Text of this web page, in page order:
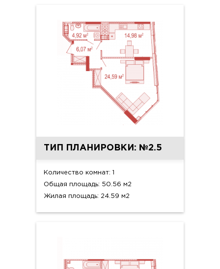
ТИП ПЛАНИРОВКИ: №2.5
Количество комнат: 1
Общая площадь: 50.56 м2
Жилая площадь: 24.59 м2